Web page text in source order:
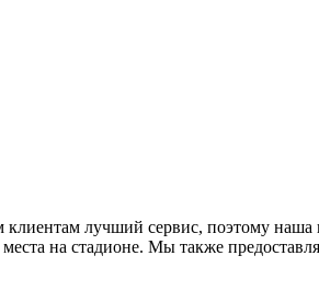
лучший сервис, поэтому
на стадионе. Мы также